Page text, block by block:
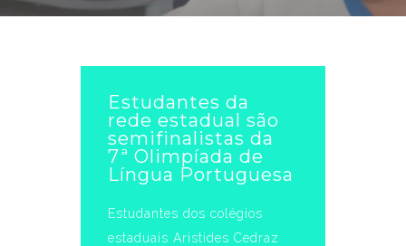
Estudantes da
rede estadual são
semifinalistas da
7ª Olimpíada de
Língua Portuguesa
Estudantes dos colégios
estaduais Aristides Cedraz